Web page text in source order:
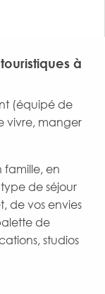
à
(équipé de
vivre, manger
famille, en
de séjour
de vos envies
de
studios